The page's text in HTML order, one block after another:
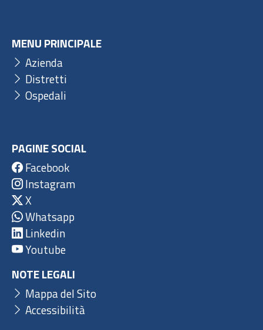
MENU PRINCIPALE
Azienda
Distretti
Ospedali
PAGINE SOCIAL
Facebook
Instagram
X
Whatsapp
Linkedin
Youtube
NOTE LEGALI
Mappa del Sito
Accessibilità